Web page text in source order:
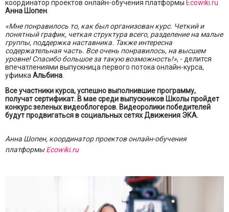
координатор проектов онлайн-обучения платформы Ecowiki.ru
Анна Шопен
«Мне понравилось то, как был организован курс. Четкий и
понятный график, четкая структура всего, разделение на малые
группы, поддержка наставника. Также интересна
содержательная часть. Все очень понравилось, на высшем
уровне! Спасибо большое за такую возможность!», - делится
впечатлениями выпускница первого потока онлайн-курса,
уфимка Альбина
Все участники курса, успешно выполнившие программу,
получат сертификат. В мае среди выпускников Школы пройдет
конкурс зеленых видеоблогеров. Видеоролики победителей
будут продвигаться в социальных сетях Движения ЭКА.
Анна Шопен, координатор проектов онлайн-обучения
платформыEcowiki.ru